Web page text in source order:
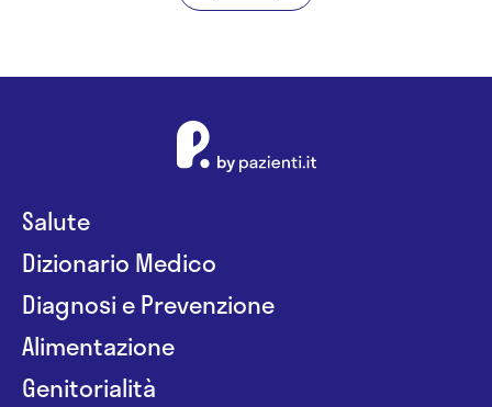
Salute
Dizionario Medico
Diagnosi e Prevenzione
Alimentazione
Genitorialità